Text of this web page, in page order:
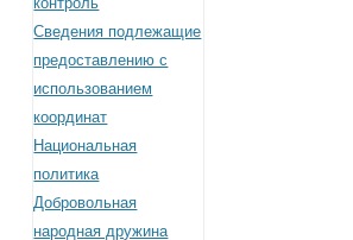
Сведения подлежащие
предоставлению с
использованием
координат
Национальная
политика
Добровольная
народная дружина